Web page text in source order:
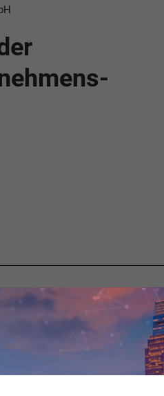
dem Scheer
den Zugang zu neuen
im Scheer Netzwerk